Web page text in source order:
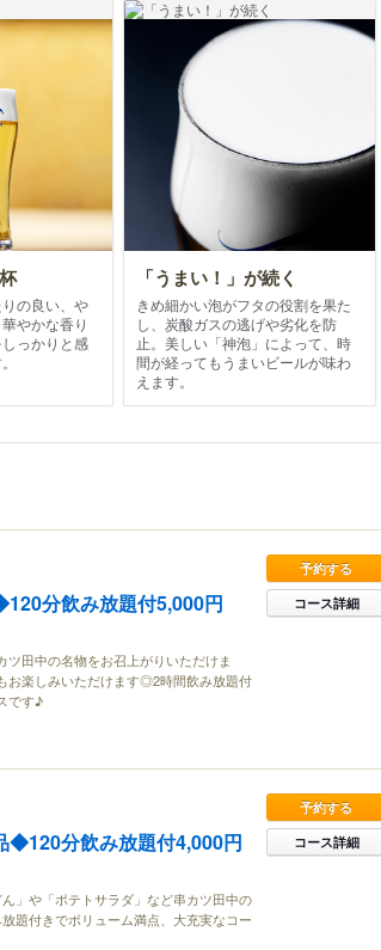
の良い、や
やかな香り
っかりと感
「うまい！」が続く
きめ細かい泡がフタの役割を果た
し、炭酸ガスの逃げや劣化を防
止。美しい「神泡」によって、時
間が経ってもうまいビールが味わ
えます。
分飲み放題付5,000円
田中の名物をお召上がりいただけま
お楽しみいただけます◎2時間飲み放題付
です♪
予約する
コース詳細
◆120分飲み放題付4,000円
」や「ポテトサラダ」など串カツ田中の
題付きでボリューム満点、大充実なコー
予約する
コース詳細